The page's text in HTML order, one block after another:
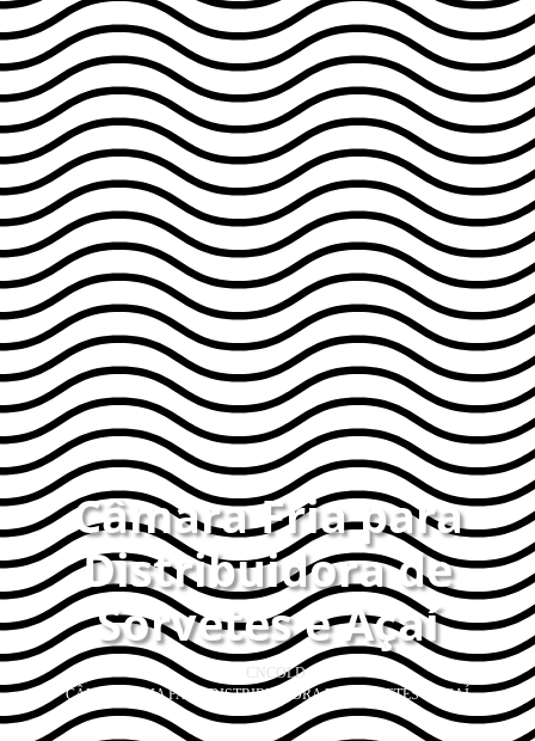
Câmara Fria para
Distribuidora de
Sorvetes e Açaí
CNCOLD
CÂMARA FRIA PARA DISTRIBUIDORA DE SORVETES E AÇAÍ